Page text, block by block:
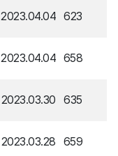
2023.04.04 623
2023.04.04 658
2023.03.30 635
2023.03.28 659